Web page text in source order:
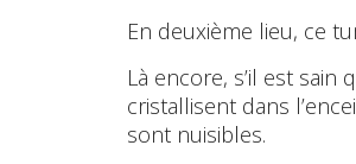
En deuxième lieu, ce
Là encore, s’il est
cristallisent dans
sont nuisibles.